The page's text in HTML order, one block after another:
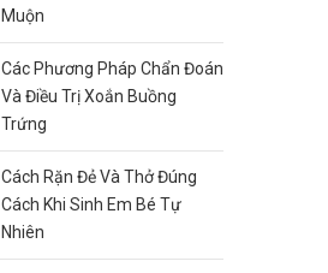
Muộn
Các Phương Pháp Chẩn Đoán
Và Điều Trị Xoắn Buồng
Trứng
Cách Rặn Đẻ Và Thở Đúng
Cách Khi Sinh Em Bé Tự
Nhiên